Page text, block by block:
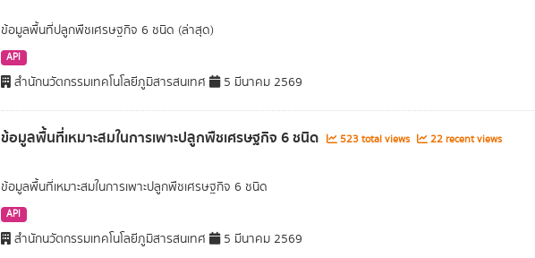
ข้อมูลพื้นที่ปลูกพืชเศรษฐกิจ 6 ชนิด (ล่าสุด)
API
สำนักนวัตกรรมเทคโนโลยีภูมิสารสนเทศ 5 มีนาคม 2569
ข้อมูลพื้นที่เหมาะสมในการเพาะปลูกพืชเศรษฐกิจ 6 ชนิด 523 total views 22 recent views
ข้อมูลพื้นที่เหมาะสมในการเพาะปลูกพืชเศรษฐกิจ 6 ชนิด
API
สำนักนวัตกรรมเทคโนโลยีภูมิสารสนเทศ 5 มีนาคม 2569